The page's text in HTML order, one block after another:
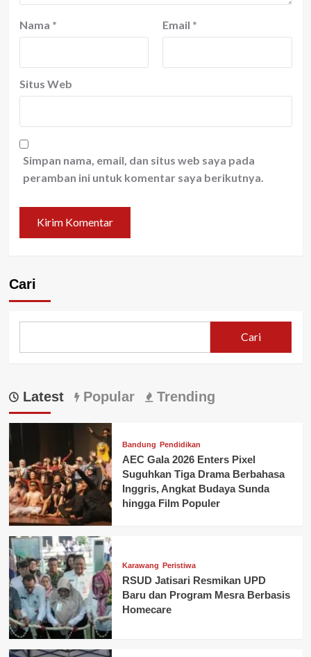
Nama * Email *
Situs Web
Simpan nama, email, dan situs web saya pada
peramban ini untuk komentar saya berikutnya.
Cari
Cari
Latest Popular Trending
Bandung Pendidikan
AEC Gala 2026 Enters Pixel
Suguhkan Tiga Drama Berbahasa
Inggris, Angkat Budaya Sunda
hingga Film Populer
Karawang Peristiwa
RSUD Jatisari Resmikan UPD
Baru dan Program Mesra Berbasis
Homecare